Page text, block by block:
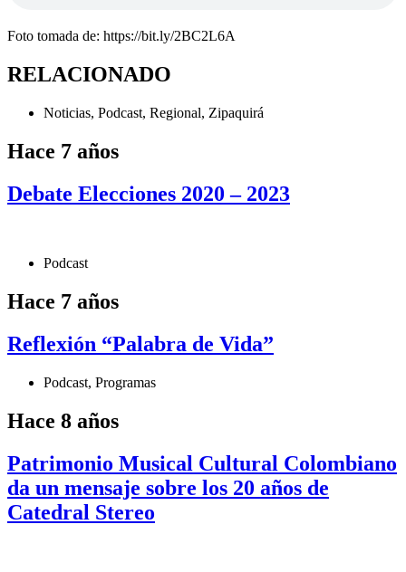
Foto tomada de: https://bit.ly/2BC2L6A
RELACIONADO
Noticias, Podcast, Regional, Zipaquirá
Hace 7 años
Debate Elecciones 2020 – 2023
Podcast
Hace 7 años
Reflexión “Palabra de Vida”
Podcast, Programas
Hace 8 años
Patrimonio Musical Cultural Colombiano
da un mensaje sobre los 20 años de
Catedral Stereo